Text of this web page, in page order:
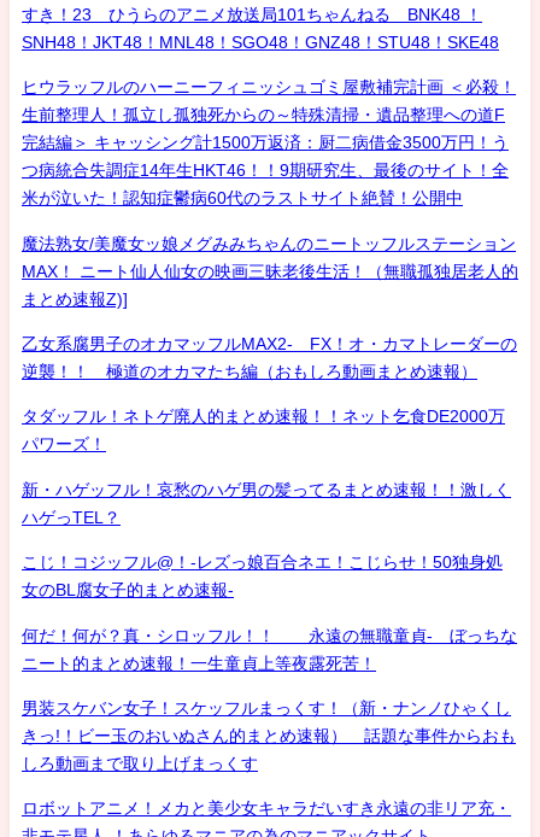
すき！23 ひうらのアニメ放送局101ちゃんねる BNK48 ！
SNH48！JKT48！MNL48！SGO48！GNZ48！STU48！SKE48
ヒウラッフルのハーニーフィニッシュゴミ屋敷補完計画 ＜必殺！
生前整理人！孤立し孤独死からの～特殊清掃・遺品整理への道F
完結編＞ キャッシング計1500万返済：厨二病借金3500万円！う
つ病統合失調症14年生HKT46！！9期研究生、最後のサイト！全
米が泣いた！認知症鬱病60代のラストサイト絶賛！公開中
魔法熟女/美魔女ッ娘メグみみちゃんのニートッフルステーション
MAX！ ニート仙人仙女の映画三昧老後生活！（無職孤独居老人的
まとめ速報Z)]
乙女系腐男子のオカマッフルMAX2- FX！オ・カマトレーダーの
逆襲！！ 極道のオカマたち編（おもしろ動画まとめ速報）
タダッフル！ネトゲ廃人的まとめ速報！！ネット乞食DE2000万
パワーズ！
新・ハゲッフル！哀愁のハゲ男の髪ってるまとめ速報！！激しく
ハゲっTEL？
こじ！コジッフル@！-レズっ娘百合ネエ！こじらせ！50独身処
女のBL腐女子的まとめ速報-
何だ！何が？真・シロッフル！！ 永遠の無職童貞- ぼっちな
ニート的まとめ速報！一生童貞上等夜露死苦！
男装スケバン女子！スケッフルまっくす！（新・ナンノひゃくし
きっ!！ビー玉のおいぬさん的まとめ速報） 話題な事件からおも
しろ動画まで取り上げまっくす
ロボットアニメ！メカと美少女キャラだいすき永遠の非リア充・